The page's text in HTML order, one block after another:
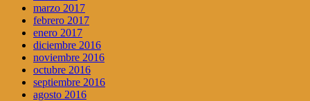
marzo 2017
febrero 2017
enero 2017
diciembre 2016
noviembre 2016
octubre 2016
septiembre 2016
agosto 2016